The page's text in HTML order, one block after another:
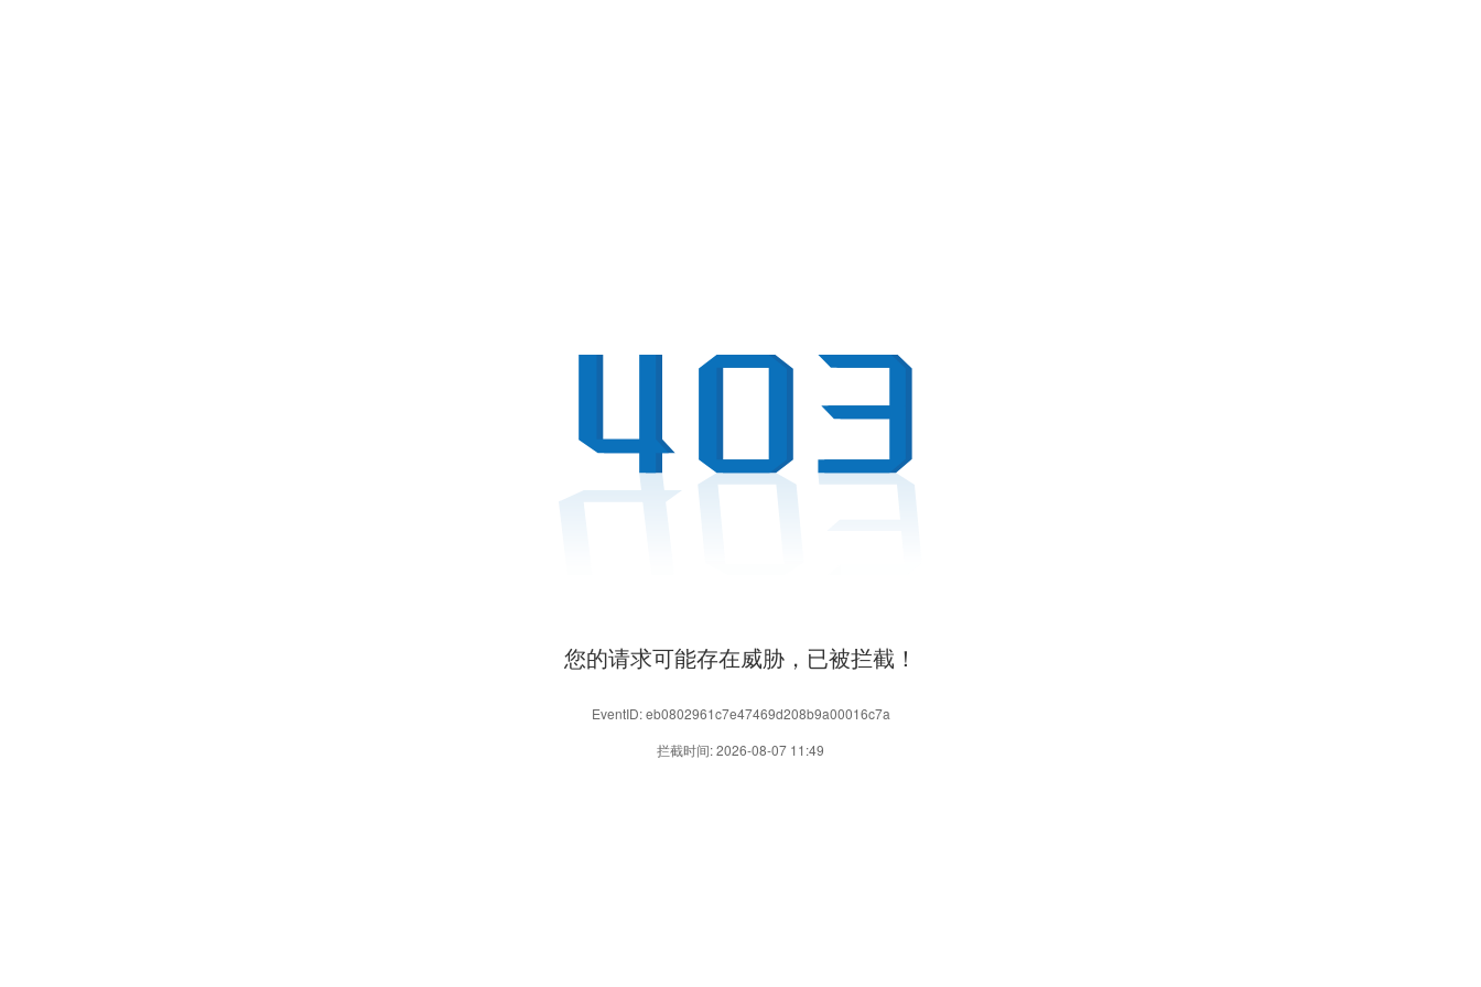
您的请求可能存在威胁，已被拦截！
EventID: eb0802961c7e47469d208b9a00016c7a
拦截时间: 2026-08-07 11:49